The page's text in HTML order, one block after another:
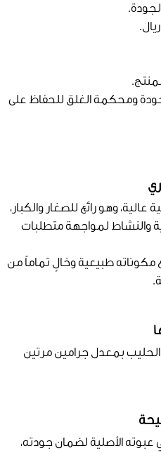
ومحكمة الغلق للحفاظ على
عالية، وهو رائع للصغار والكبار،
والنشاط لمواجهة متطلبات
100%، جميع مكوناته طبيعية وخالٍ تماماً من
بمعدل جرامين مرتين
عبوته الأصلية لضمان جودته،